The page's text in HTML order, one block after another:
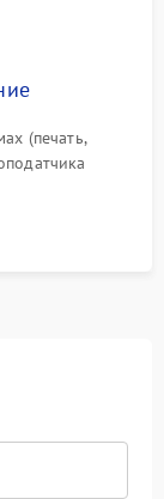
(печать,
отпечатка
запекания